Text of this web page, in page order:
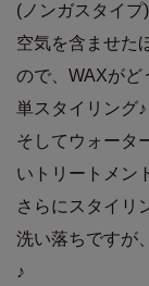
(ノンガスタイプ)
空気を含ませた
ので、WAXがど
単スタイリング♪
そしてウォータ
いトリートメン
さらにスタイリ
洗い落ちですが
♪